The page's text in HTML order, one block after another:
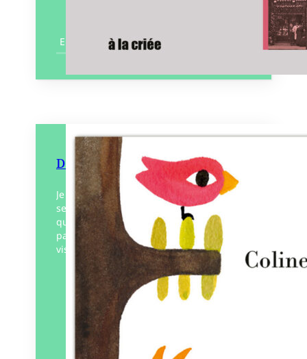
En savoir plus
Doris
Je pétille. Je souris aux autres, c’est mon
secret. J’écoute leurs histoires, je
questionne sans interroger. Le monde me
parvient à travers mon poste de radio. Je
vis…
Éditeur :
MeMo
Paru le31/05/2024